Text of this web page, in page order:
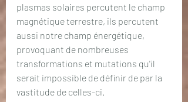
plasmas solaires percutent le champ
magnétique terrestre, ils percutent
aussi notre champ énergétique,
provoquant de nombreuses
transformations et mutations qu'il
serait impossible de définir de par la
vastitude de celles-ci.